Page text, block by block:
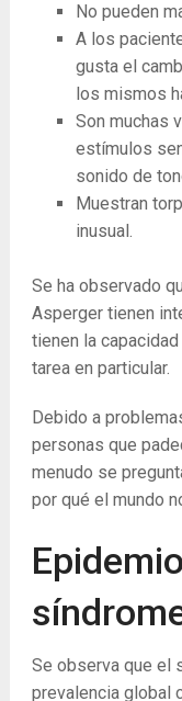
No pueden
A los
gusta el
los mismos
Son muchas
estímulos
sonido de
Muestran
inusual.
Se ha observado
Asperger tienen
tienen la
tarea en particular.
Debido a
personas que
menudo se
por qué el mundo
Se observa que el
prevalencia global